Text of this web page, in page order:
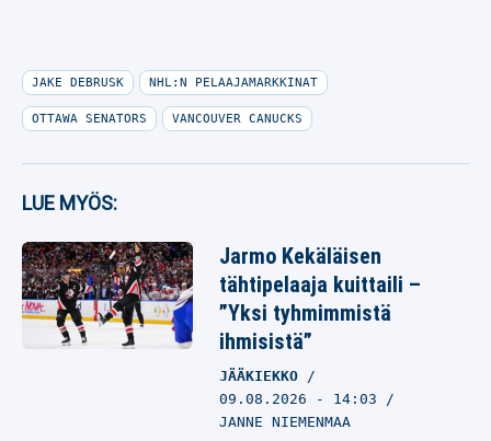
JAKE DEBRUSK NHL:N PELAAJAMARKKINAT
OTTAWA SENATORS VANCOUVER CANUCKS
LUE MYÖS:
Jarmo Kekäläisen
tähtipelaaja kuittaili –
”Yksi tyhmimmistä
ihmisistä”
JÄÄKIEKKO
09.08.2026 - 14:03
JANNE NIEMENMAA